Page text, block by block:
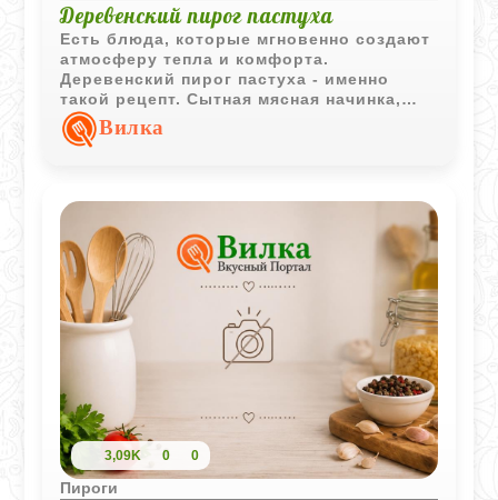
Деревенский пирог пастуха
Есть блюда, которые мгновенно создают
атмосферу тепла и комфорта.
Деревенский пирог пастуха - именно
такой рецепт. Сытная мясная начинка,
нежное картофельное пюре и золотистая
корочка сверху превращают его в
Вилка
3,09K 0 0
Пироги